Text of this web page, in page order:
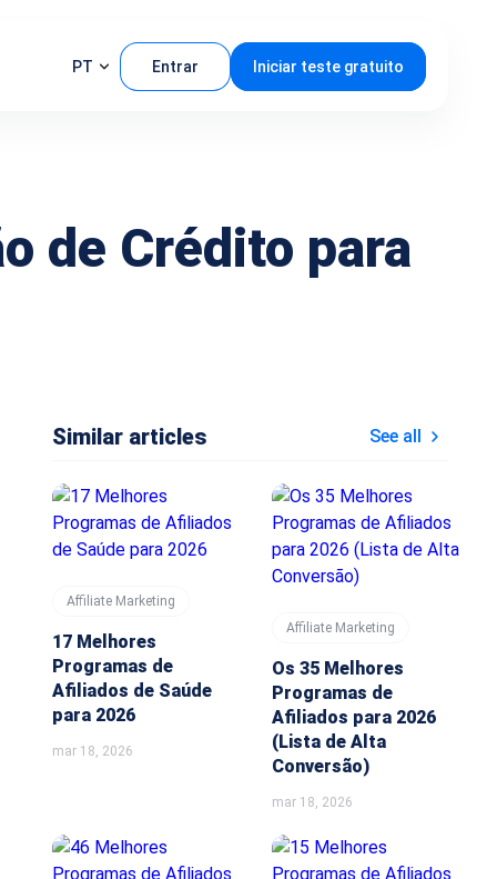
PT Entrar Iniciar teste gratuito
de Crédito para
Similar articles See all
Affiliate Marketing
17 Melhores
Programas de
Afiliados de Saúde
para 2026
mar 18, 2026
Affiliate Marketing
Os 35 Melhores
Programas de
Afiliados para 2026
(Lista de Alta
Conversão)
mar 18, 2026